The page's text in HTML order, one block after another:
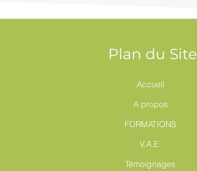
Plan du Site
Accueil
A propos
FORMATIONS
V.A.E.
Témoignages